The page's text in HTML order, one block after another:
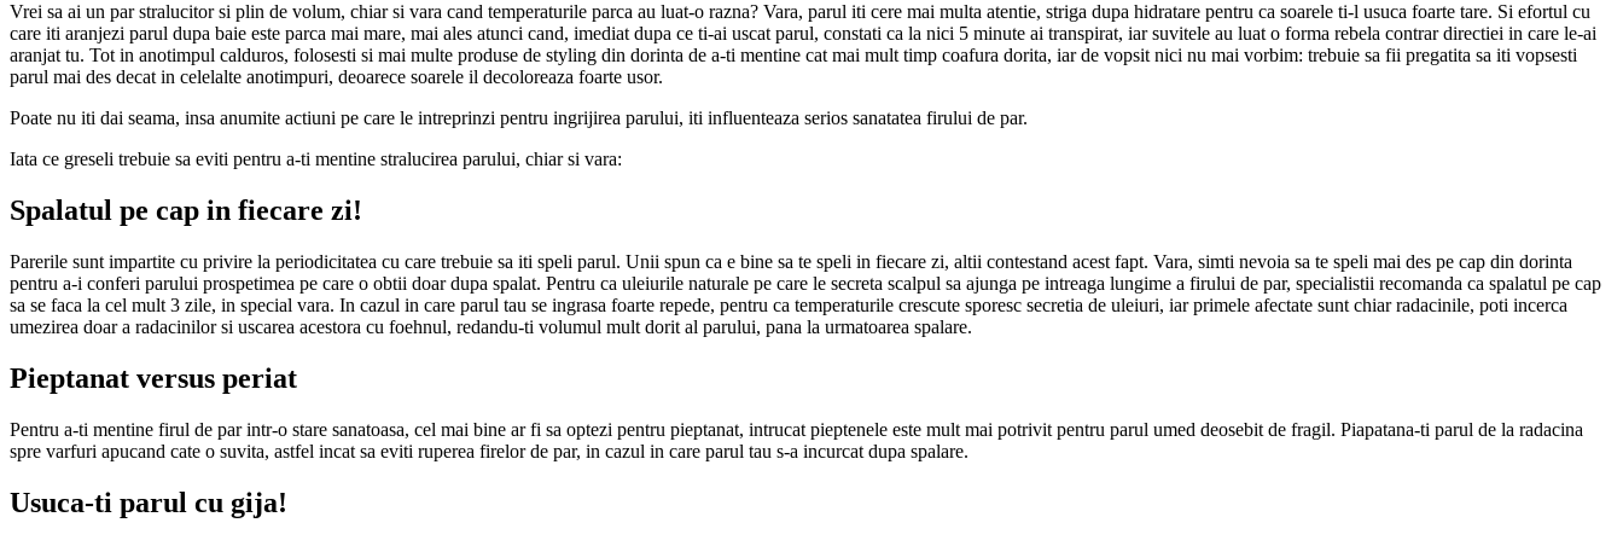
Vrei sa ai un par stralucitor si plin de volum, chiar si vara cand temperaturile parca au luat-o razna? Vara, parul iti cere mai multa atentie, striga dupa hidratare pentru ca soarele ti-l usuca foarte tare. Si efortul cu
care iti aranjezi parul dupa baie este parca mai mare, mai ales atunci cand, imediat dupa ce ti-ai uscat parul, constati ca la nici 5 minute ai transpirat, iar suvitele au luat o forma rebela contrar directiei in care le-ai
aranjat tu. Tot in anotimpul calduros, folosesti si mai multe produse de styling din dorinta de a-ti mentine cat mai mult timp coafura dorita, iar de vopsit nici nu mai vorbim: trebuie sa fii pregatita sa iti vopsesti
parul mai des decat in celelalte anotimpuri, deoarece soarele il decoloreaza foarte usor.
Poate nu iti dai seama, insa anumite actiuni pe care le intreprinzi pentru ingrijirea parului, iti influenteaza serios sanatatea firului de par.
Iata ce greseli trebuie sa eviti pentru a-ti mentine stralucirea parului, chiar si vara:
Spalatul pe cap in fiecare zi!
Parerile sunt impartite cu privire la periodicitatea cu care trebuie sa iti speli parul. Unii spun ca e bine sa te speli in fiecare zi, altii contestand acest fapt. Vara, simti nevoia sa te speli mai des pe cap din dorinta
pentru a-i conferi parului prospetimea pe care o obtii doar dupa spalat. Pentru ca uleiurile naturale pe care le secreta scalpul sa ajunga pe intreaga lungime a firului de par, specialistii recomanda ca spalatul pe cap
sa se faca la cel mult 3 zile, in special vara. In cazul in care parul tau se ingrasa foarte repede, pentru ca temperaturile crescute sporesc secretia de uleiuri, iar primele afectate sunt chiar radacinile, poti incerca
umezirea doar a radacinilor si uscarea acestora cu foehnul, redandu-ti volumul mult dorit al parului, pana la urmatoarea spalare.
Pieptanat versus periat
Pentru a-ti mentine firul de par intr-o stare sanatoasa, cel mai bine ar fi sa optezi pentru pieptanat, intrucat pieptenele este mult mai potrivit pentru parul umed deosebit de fragil. Piapatana-ti parul de la radacina
spre varfuri apucand cate o suvita, astfel incat sa eviti ruperea firelor de par, in cazul in care parul tau s-a incurcat dupa spalare.
Usuca-ti parul cu gija!